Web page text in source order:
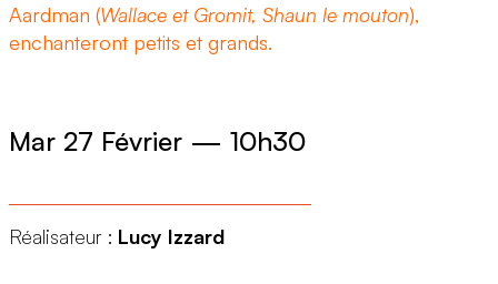
Aardman (Wallace et Gromit, Shaun le mouton),
enchanteront petits et grands.
Mar 27 Février — 10h30
Réalisateur : Lucy Izzard